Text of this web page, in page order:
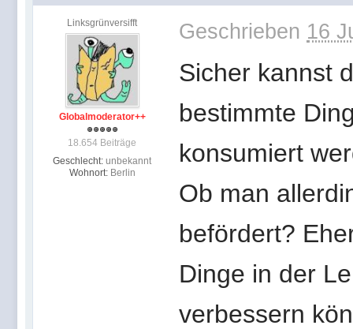
Linksgrünversifft
Globalmoderator++
18.654 Beiträge
Geschlecht: unbekannt
Wohnort: Berlin
Geschrieben 16
Sicher kannst
bestimmte
konsumiert
Ob man
befördert?
Dinge in der
verbessern